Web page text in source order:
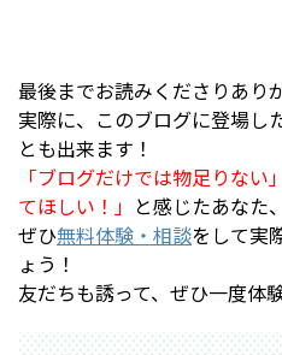
最後までお読みくださりあり
実際に、このブログに登場し
とも出来ます！
「ブログだけでは物足りない」
てほしい！」 と感じたあなた、
ぜひ無料体験・相談をして実
ょう！
友だちも誘って、ぜひ一度体